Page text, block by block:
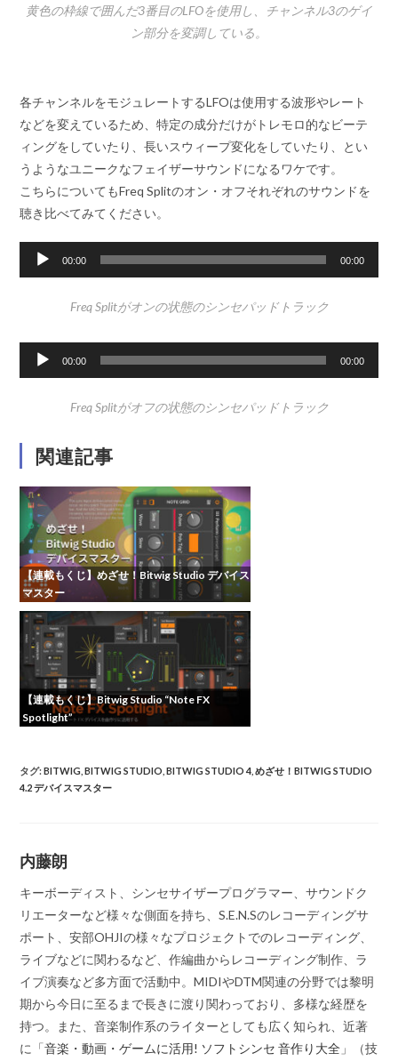
黄色の枠線で囲んだ3番目のLFOを使用し、チャンネル3のゲイ
ン部分を変調している。
各チャンネルをモジュレートするLFOは使用する波形やレート
などを変えているため、特定の成分だけがトレモロ的なビーテ
ィングをしていたり、長いスウィープ変化をしていたり、とい
うようなユニークなフェイザーサウンドになるワケです。
こちらについてもFreq Splitのオン・オフそれぞれのサウンドを
聴き比べてみてください。
声
ー
00:00 00:00
Freq Splitがオンの状態のシンセパッドトラック
声
ー
ー
00:00 00:00
Freq Splitがオフの状態のシンセパッドトラック
関連記事
【連載もくじ】めざせ！Bitwig Studio デバイス
マスター
【連載もくじ】Bitwig Studio “Note FX
Spotlight”
タグ:BITWIG BITWIG STUDIO BITWIG STUDIO 4 めざせ！BITWIG STUDIO
4.2 デバイスマスター
内藤朗
キーボーディスト、シンセサイザープログラマー、サウンドク
リエーターなど様々な側面を持ち、S.E.N.Sのレコーディングサ
ポート、安部OHJIの様々なプロジェクトでのレコーディング、
ライブなどに関わるなど、作編曲からレコーディング制作、ラ
イブ演奏など多方面で活動中。MIDIやDTM関連の分野では黎明
期から今日に至るまで長きに渡り関わっており、多様な経歴を
持つ。また、音楽制作系のライターとしても広く知られ、近著
に「音楽・動画・ゲームに活用! ソフトシンセ 音作り大全 」（技